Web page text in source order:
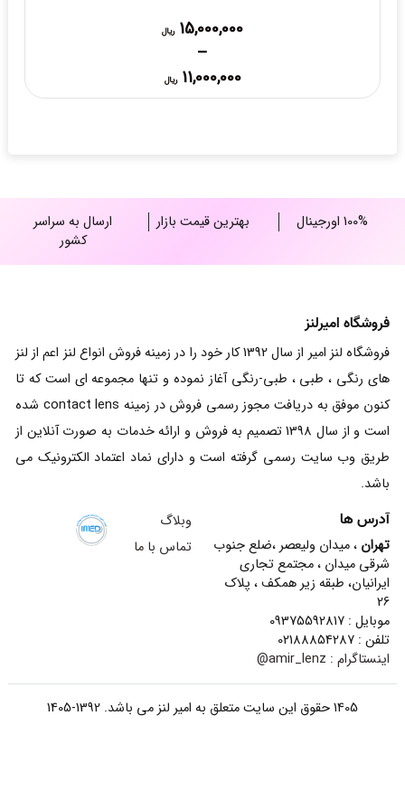
15,000,000 ریال
–
11,000,000 ریال
Price
range:
100% اورجینال بهترین قیمت بازار
ارسال به سراسر
کشور
فروشگاه امیرلنز
فروشگاه لنز امیر از سال 1392 کار خود را در زمینه فروش انواع لنز اعم از لنز
های رنگی ، طبی ، طبی-رنگی آغاز نموده و تنها مجموعه ای است که تا
کنون موفق به دریافت مجوز رسمی فروش در زمینه contact lens شده
است و از سال 1398 تصمیم به فروش و ارائه خدمات به صورت آنلاین از
طریق وب سایت رسمی گرفته است و دارای نماد اعتماد الکترونیک می
باشد.
آدرس ها
تهران ، میدان ولیعصر ،ضلع جنوب
شرقی میدان ، مجتمع تجاری
ایرانیان، طبقه زیر همکف ، پلاک
26
موبایل : 09375592817
تلفن : 02188854287
اینستاگرام : amir_lenz@
وبلاگ
تماس با ما
1405 حقوق این سایت متعلق به امیر لنز می باشد. 1392-1405